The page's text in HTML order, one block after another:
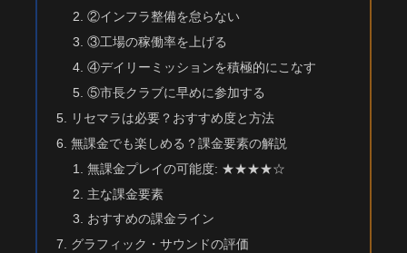
②インフラ整備を怠らない
③工場の稼働率を上げる
④デイリーミッションを積極的にこなす
⑤市長クラブに早めに参加する
リセマラは必要？おすすめ度と方法
無課金でも楽しめる？課金要素の解説
無課金プレイの可能度: ★★★★☆
主な課金要素
おすすめの課金ライン
グラフィック・サウンドの評価